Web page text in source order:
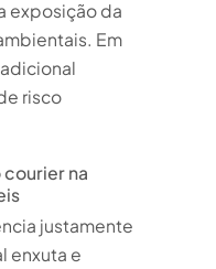
exposição da
Em
risco
na
justamente
enxuta e